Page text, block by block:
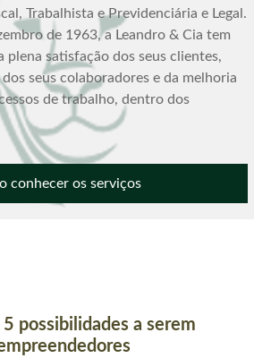
Trabalhista e Previdenciária e Legal.
de 1963, a Leandro & Cia tem
satisfação dos seus clientes,
seus colaboradores e da melhoria
de trabalho, dentro dos
conhecer os serviços
possibilidades a serem